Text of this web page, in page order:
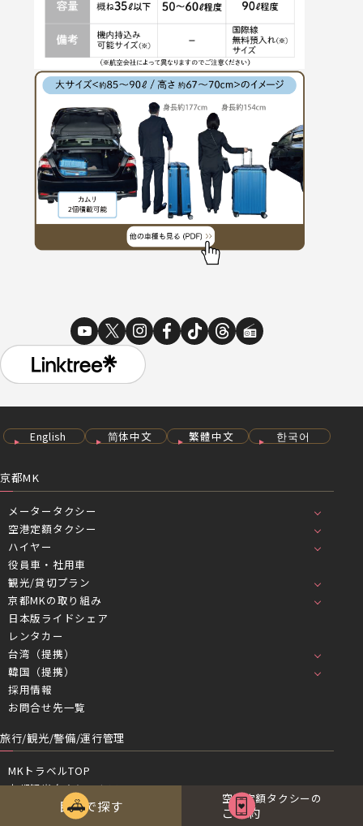
English 简体中文 繁體中文 한국어
京都MK
メータータクシー
空港定額タクシー
ハイヤー
役員車・社用車
観光/貸切プラン
京都MKの取り組み
日本版ライドシェア
レンタカー
台湾（提携）
韓国（提携）
採用情報
お問合せ先一覧
旅行/観光/警備/運行管理
MKトラベルTOP
京都観光タクシーツアー
京都発バスツアー
目的で探す 空港定額タクシーの
ご予約